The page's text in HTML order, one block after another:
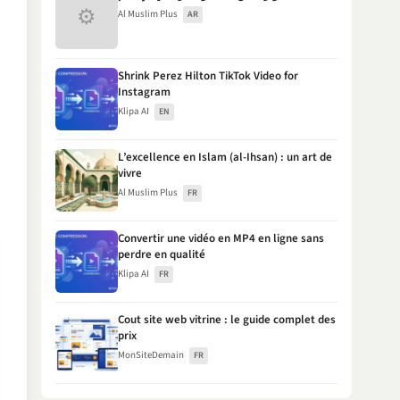
⚙ Al Muslim Plus AR
Shrink Perez Hilton TikTok Video for
Instagram
Klipa AI EN
L’excellence en Islam (al-Ihsan) : un art de
vivre
Al Muslim Plus FR
Convertir une vidéo en MP4 en ligne sans
perdre en qualité
Klipa AI FR
Cout site web vitrine : le guide complet des
prix
MonSiteDemain FR